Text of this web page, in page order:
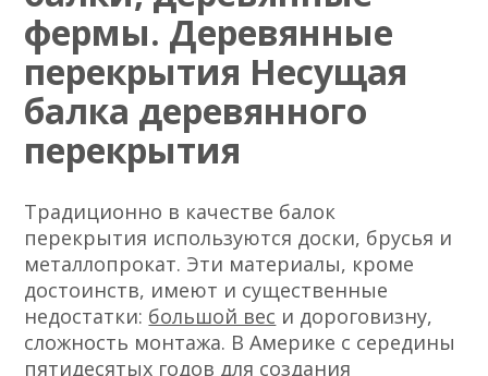
фермы. Деревянные
перекрытия Несущая
балка деревянного
перекрытия
Традиционно в качестве балок
перекрытия используются доски, брусья и
металлопрокат. Эти материалы, кроме
достоинств, имеют и существенные
недостатки: большой вес и дороговизну,
сложность монтажа. В Америке с середины
пятидесятых годов для создания